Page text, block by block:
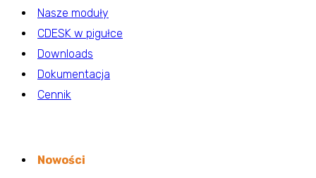
Nasze moduły
CDESK w pigułce
Downloads
Dokumentacja
Cennik
Nowości